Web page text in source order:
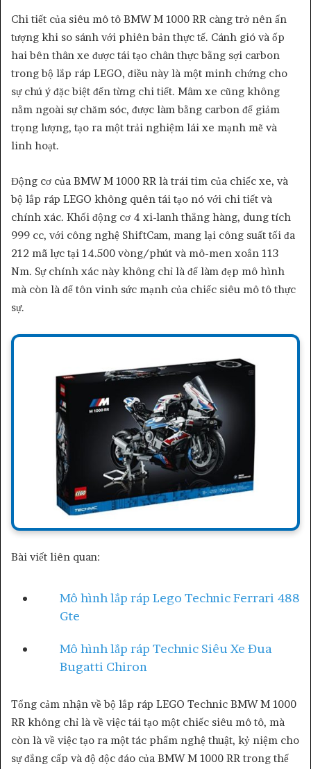
Chi tiết của siêu mô tô BMW M 1000 RR càng trở nên ấn
tượng khi so sánh với phiên bản thực tế. Cánh gió và ốp
hai bên thân xe được tái tạo chân thực bằng sợi carbon
trong bộ lắp ráp LEGO, điều này là một minh chứng cho
sự chú ý đặc biệt đến từng chi tiết. Mâm xe cũng không
nằm ngoài sự chăm sóc, được làm bằng carbon để giảm
trọng lượng, tạo ra một trải nghiệm lái xe mạnh mẽ và
linh hoạt.
Động cơ của BMW M 1000 RR là trái tim của chiếc xe, và
bộ lắp ráp LEGO không quên tái tạo nó với chi tiết và
chính xác. Khối động cơ 4 xi-lanh thẳng hàng, dung tích
999 cc, với công nghệ ShiftCam, mang lại công suất tối đa
212 mã lực tại 14.500 vòng/phút và mô-men xoắn 113
Nm. Sự chính xác này không chỉ là để làm đẹp mô hình
mà còn là để tôn vinh sức mạnh của chiếc siêu mô tô thực
sự.
Bài viết liên quan:
Mô hình lắp ráp Lego Technic Ferrari 488
Gte
Mô hình lắp ráp Technic Siêu Xe Đua
Bugatti Chiron
Tổng cảm nhận về bộ lắp ráp LEGO Technic BMW M 1000
RR không chỉ là về việc tái tạo một chiếc siêu mô tô, mà
còn là về việc tạo ra một tác phẩm nghệ thuật, kỷ niệm cho
sự đẳng cấp và độ độc đáo của BMW M 1000 RR trong thế